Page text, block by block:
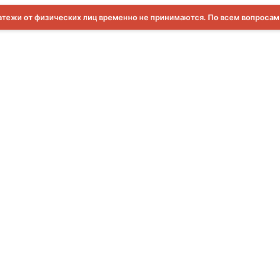
от физических лиц временно не принимаются. По всем